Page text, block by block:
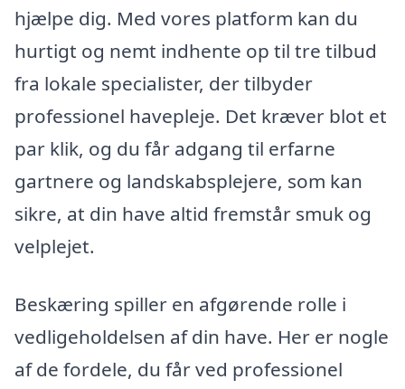
hjælpe dig. Med vores platform kan du
hurtigt og nemt indhente op til tre tilbud
fra lokale specialister, der tilbyder
professionel havepleje. Det kræver blot et
par klik, og du får adgang til erfarne
gartnere og landskabsplejere, som kan
sikre, at din have altid fremstår smuk og
velplejet.
Beskæring spiller en afgørende rolle i
vedligeholdelsen af din have. Her er nogle
af de fordele, du får ved professionel